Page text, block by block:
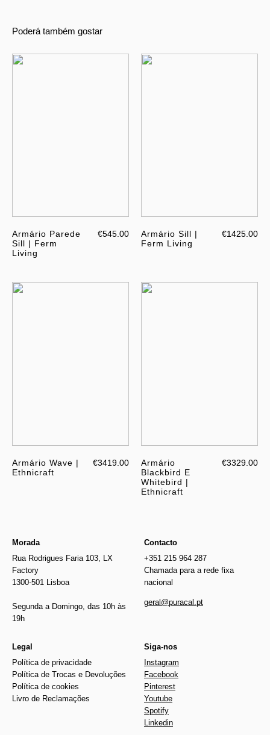
Poderá também gostar
Armário Parede
Sill | Ferm
Living
€545.00
Armário Sill |
Ferm Living
€1425.00
Armário Wave |
Ethnicraft
€3419.00
Armário
Blackbird E
Whitebird |
Ethnicraft
€3329.00
Morada
Rua Rodrigues Faria 103, LX
Factory
1300-501 Lisboa
Segunda a Domingo, das 10h às
19h
Contacto
+351 215 964 287
Chamada para a rede fixa
nacional
geral@puracal.pt
Legal
Política de privacidade
Política de Trocas e Devoluções
Política de cookies
Livro de Reclamações
Siga-nos
Instagram
Facebook
Pinterest
Youtube
Spotify
Linkedin